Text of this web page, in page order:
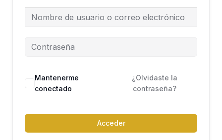
Mantenerme
conectado
¿Olvidaste la
contraseña?
Acceder